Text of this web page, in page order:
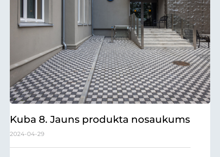
Kuba 8. Jauns produkta nosaukums
2024-04-29